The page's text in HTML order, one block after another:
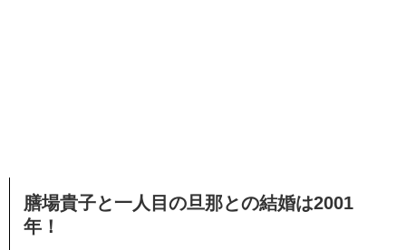
膳場貴子と一人目の旦那との結婚は2001
年！